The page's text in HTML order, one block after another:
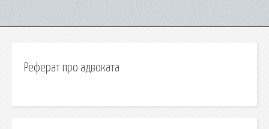
Реферат про адвоката